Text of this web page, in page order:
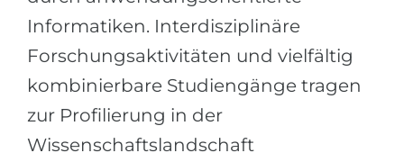
Informatiken. Interdisziplinäre
Forschungsaktivitäten und vielfältig
kombinierbare Studiengänge tragen
zur Profilierung in der
Wissenschaftslandschaft